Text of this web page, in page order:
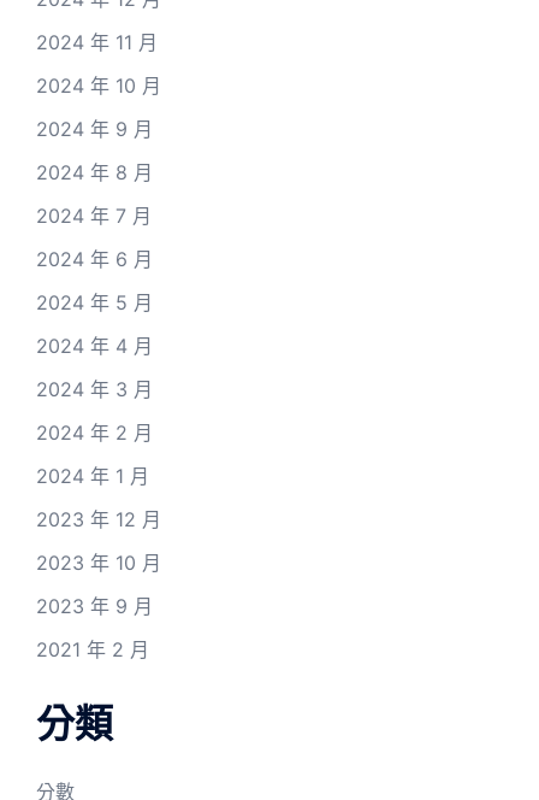
2024 年 11 月
2024 年 10 月
2024 年 9 月
2024 年 8 月
2024 年 7 月
2024 年 6 月
2024 年 5 月
2024 年 4 月
2024 年 3 月
2024 年 2 月
2024 年 1 月
2023 年 12 月
2023 年 10 月
2023 年 9 月
2021 年 2 月
分類
分數